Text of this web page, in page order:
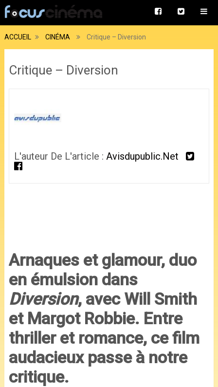
ACCUEIL CINÉMA Critique – Diversion
Critique – Diversion
L'auteur De L'article : Avisdupublic.net
Arnaques et glamour, duo
en émulsion dans
Diversion, avec Will Smith
et Margot Robbie. Entre
thriller et romance, ce film
audacieux passe à notre
critique.